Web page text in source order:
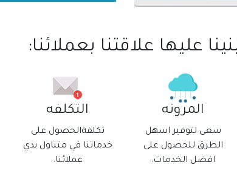
عليها علاقتنا بعملائنا:
المرونه
سعى لتوفير اسهل
الطرق للحصول على
افضل الخدمات.
التكلفه
تكلفةالحصول على
خدماتنا في متناول يدي
عملائنا.